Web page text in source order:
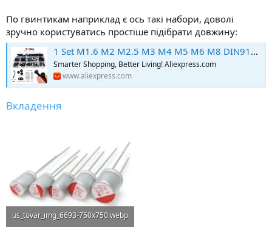
По гвинтикам наприклад є ось такі набори, доволі
зручно користуватись простіше підібрати довжину:
1 Set M1.6 M2 M2.5 M3 M4 M5 M6 M8 DIN912 Black Grade 12.9 Steel Allen Hexagon Hex Socket Cap Head Screw Bolt Nut Washer Kit Box - AliExpress 13
Smarter Shopping, Better Living! Aliexpress.com
www.aliexpress.com
Вкладення
us_tovar_img_6693-750x750.webp